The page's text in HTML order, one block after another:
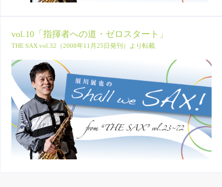
vol.10「指揮者への道・ゼロスタート」
THE SAX vol.32（2008年11月25日発刊）より転載